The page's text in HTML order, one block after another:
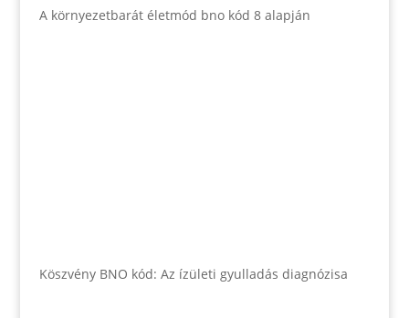
A környezetbarát életmód bno kód 8 alapján
Köszvény BNO kód: Az ízületi gyulladás diagnózisa